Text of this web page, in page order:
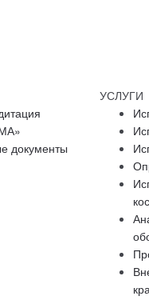
документы
УСЛУГИ